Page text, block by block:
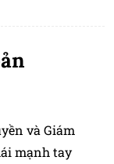
và Giám
mạnh tay